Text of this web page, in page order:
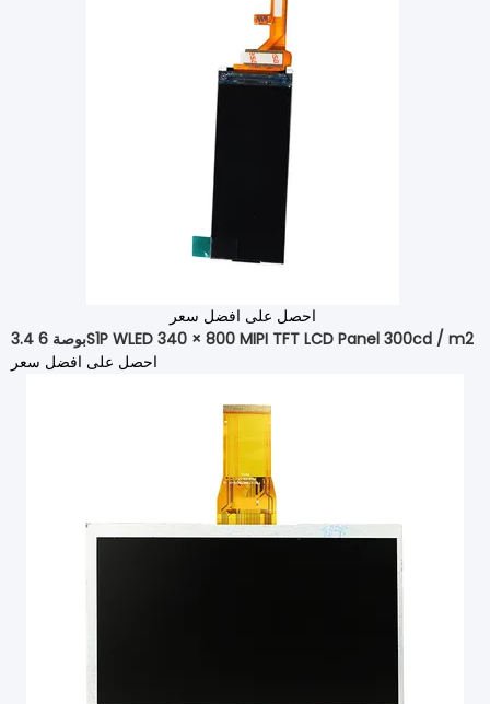
احصل على افضل سعر
3.4 بوصة 6S1P WLED 340 × 800 MIPI TFT LCD Panel 300cd / m2
احصل على افضل سعر